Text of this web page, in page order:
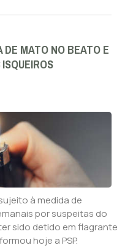
MATO NO BEATO E
à medida de
por suspeitas do
sido detido em flagrante
hoje a PSP.